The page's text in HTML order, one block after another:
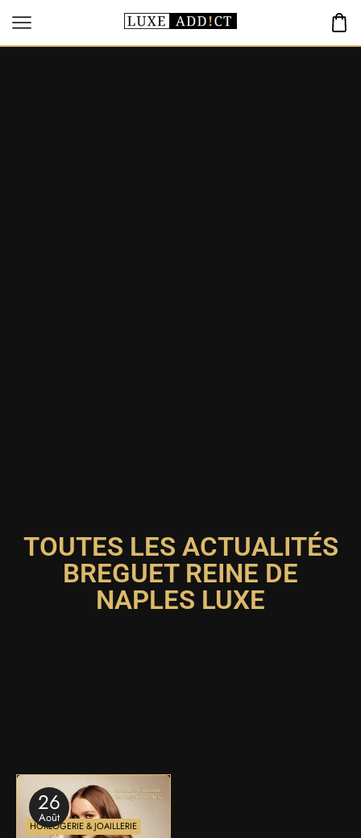
TOUTES LES ACTUALITÉS
BREGUET REINE DE
NAPLES LUXE
26
Août
HORLOGERIE & JOAILLERIE